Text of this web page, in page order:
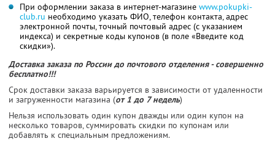
При оформлении заказа в интернет-магазине www.pokupki-
club.ru необходимо указать ФИО, телефон контакта, адрес
электронной почты, точный почтовый адрес (с указанием
индекса) и секретные коды купонов (в поле «Введите код
скидки»).
Доставка заказа по России до почтового отделения - совершенно
бесплатно!!!
Срок доставки заказа варьируется в зависимости от удаленности
и загруженности магазина (от 1 до 7 недель)
Нельзя использовать один купон дважды или один купон на
несколько товаров, суммировать скидки по купонам или
добавлять к специальным предложениям.